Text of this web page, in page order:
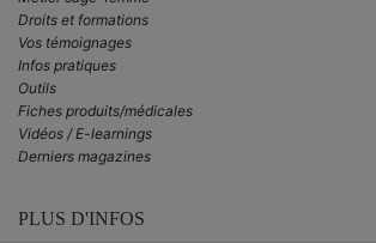
Droits et formations
Vos témoignages
Infos pratiques
Outils
Fiches produits/médicales
Vidéos / E-learnings
Derniers magazines
PLUS D'INFOS